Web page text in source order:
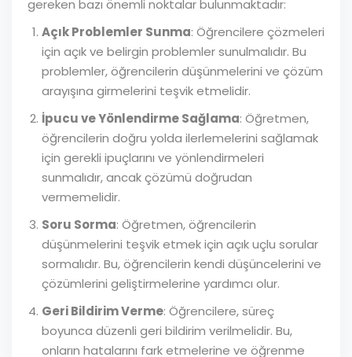
gereken bazı önemli noktalar bulunmaktadır:
Açık Problemler Sunma: Öğrencilere çözmeleri
için açık ve belirgin problemler sunulmalıdır. Bu
problemler, öğrencilerin düşünmelerini ve çözüm
arayışına girmelerini teşvik etmelidir.
İpucu ve Yönlendirme Sağlama: Öğretmen,
öğrencilerin doğru yolda ilerlemelerini sağlamak
için gerekli ipuçlarını ve yönlendirmeleri
sunmalıdır, ancak çözümü doğrudan
vermemelidir.
Soru Sorma: Öğretmen, öğrencilerin
düşünmelerini teşvik etmek için açık uçlu sorular
sormalıdır. Bu, öğrencilerin kendi düşüncelerini ve
çözümlerini geliştirmelerine yardımcı olur.
Geri Bildirim Verme: Öğrencilere, süreç
boyunca düzenli geri bildirim verilmelidir. Bu,
onların hatalarını fark etmelerine ve öğrenme